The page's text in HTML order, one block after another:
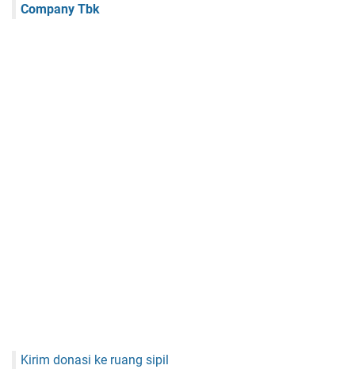
Company Tbk
Kirim donasi ke ruang sipil